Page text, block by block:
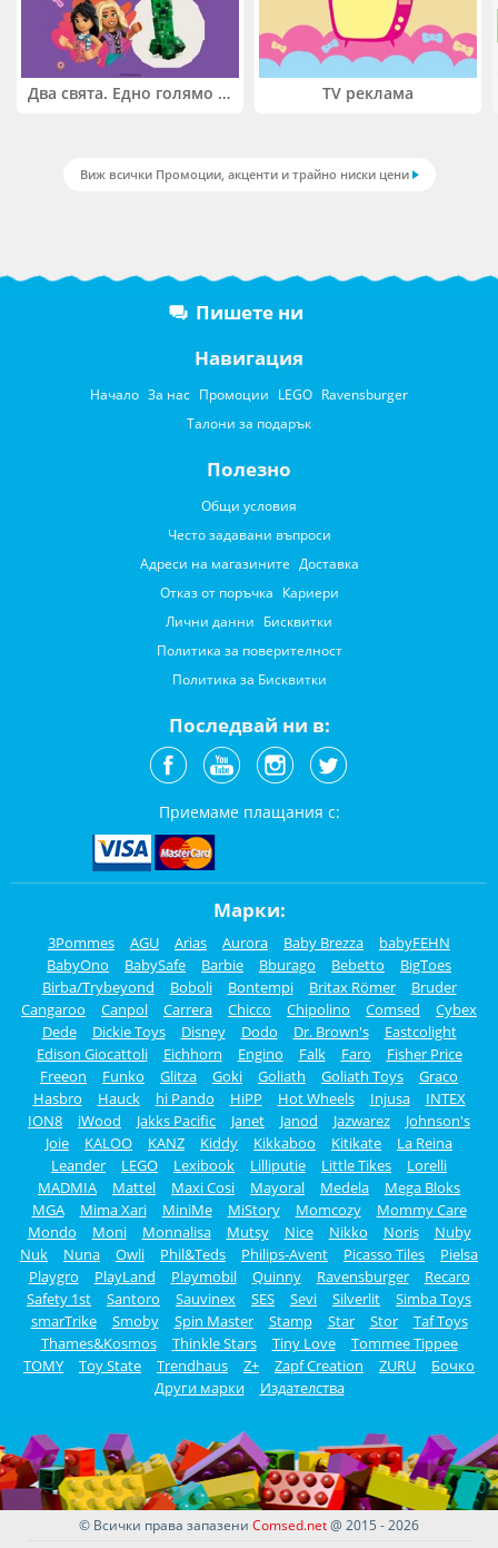
Два свята. Едно голямо приключение. Купи 2 продукта LEGO® Friends и/или LEGO® Minecraft и вземи -27% TV реклама
Виж всички Промоции, акценти и трайно ниски цени
Пишете ни
Навигация
Начало За нас Промоции LEGO Ravensburger
Талони за подарък
Полезно
Общи условия
Често задавани въпроси
Адреси на магазините Доставка
Отказ от поръчка Кариери
Лични данни Бисквитки
Политика за поверителност
Политика за Бисквитки
Последвай ни в:
Приемаме плащания с:
Марки:
3Pommes AGU Arias Aurora Baby Brezza
babyFEHN
BabyOno
BabySafe Barbie Bburago Bebetto
BigToes
Birba/Trybeyond
Boboli Bontempi Britax Römer
Bruder
Cangaroo
Canpol Carrera Chicco Chipolino Comsed
Cybex
Dede
Dickie Toys Disney Dodo Dr. Brown's
Eastcolight
Edison Giocattoli
Eichhorn Engino Falk Faro
Fisher Price
Freeon
Funko Glitza Goki Goliath Goliath Toys
Graco
Hasbro
Hauck hi Pando HiPP Hot Wheels Injusa
INTEX
ION8
iWood Jakks Pacific Janet Janod Jazwarez
Johnson's
Joie
KALOO KANZ Kiddy Kikkaboo Kitikate
La Reina
Leander
LEGO Lexibook Lilliputie Little Tikes
Lorelli
MADMIA
Mattel Maxi Cosi Mayoral Medela
Mega Bloks
MGA
Mima Xari MiniMe MiStory Momcozy
Mommy Care
Mondo
Moni Monnalisa Mutsy Nice Nikko Noris
Nuby
Nuk
Nuna Owli Phil&Teds Philips-Avent Picasso Tiles
Pielsa
Playgro
PlayLand Playmobil Quinny Ravensburger
Recaro
Safety 1st
Santoro Sauvinex SES Sevi Silverlit
Simba Toys
smarTrike
Smoby Spin Master Stamp Star Stor
Taf Toys
Thames&Kosmos
Thinkle Stars Tiny Love
Tommee Tippee
TOMY
Toy State Trendhaus Z+ Zapf Creation ZURU
Бочко
Други марки
Издателства
© Всички права запазени Comsed.net@ 2015 - 2026